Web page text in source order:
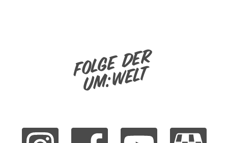
Folge der
um:welt